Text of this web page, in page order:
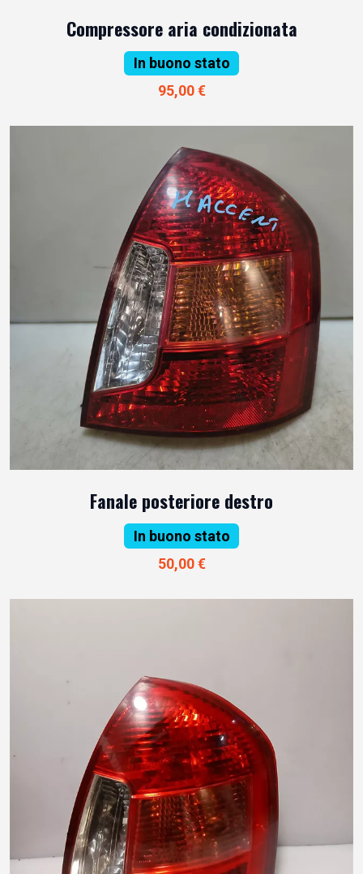
Compressore aria condizionata
In buono stato
95,00 €
Fanale posteriore destro
In buono stato
50,00 €